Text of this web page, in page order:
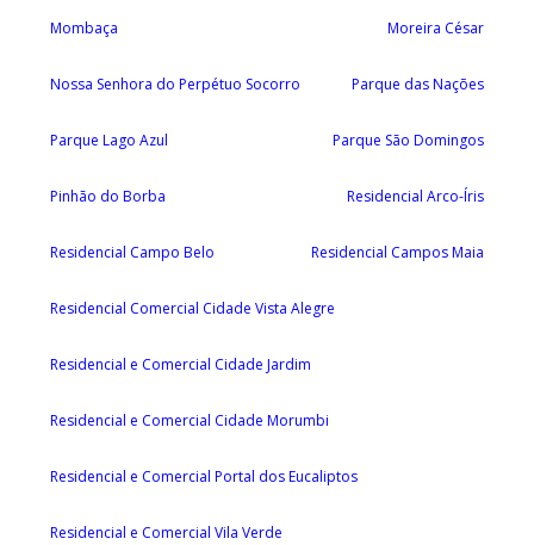
Mombaça Moreira César
Nossa Senhora do Perpétuo Socorro Parque das Nações
Parque Lago Azul Parque São Domingos
Pinhão do Borba Residencial Arco-Íris
Residencial Campo Belo Residencial Campos Maia
Residencial Comercial Cidade Vista Alegre
Residencial e Comercial Cidade Jardim
Residencial e Comercial Cidade Morumbi
Residencial e Comercial Portal dos Eucaliptos
Residencial e Comercial Vila Verde